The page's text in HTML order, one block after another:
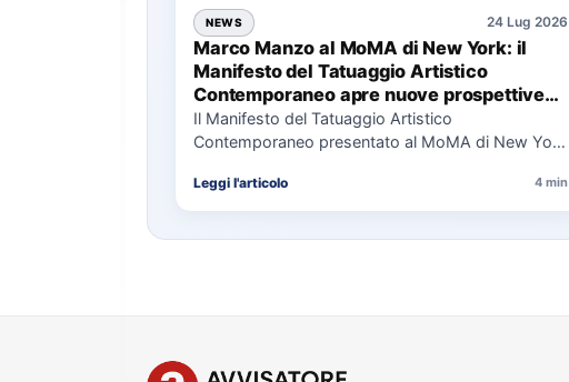
NEWS 24 Lug 2026
Marco Manzo al MoMA di New York: il
Manifesto del Tatuaggio Artistico
Contemporaneo apre nuove prospettive
per il collezionismo
Il Manifesto del Tatuaggio Artistico
Contemporaneo presentato al MoMA di New York
Leggi l'articolo 4 min